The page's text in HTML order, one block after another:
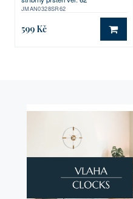
JMAN0328SR62
599 Kč DO